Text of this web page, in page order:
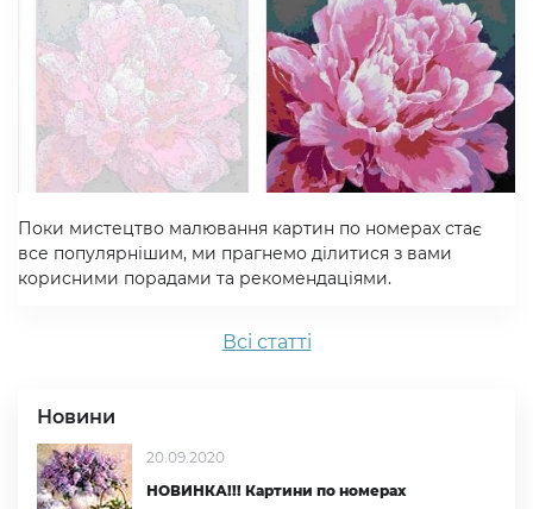
Поки мистецтво малювання картин по номерах стає
все популярнішим, ми прагнемо ділитися з вами
корисними порадами та рекомендаціями.
Всi статтi
Новини
20.09.2020
НОВИНКА!!! Картини по номерах